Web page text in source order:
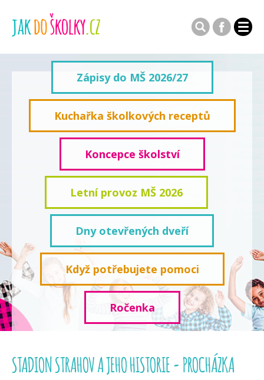
Zápisy do MŠ 2026/27
Kuchařka školkových receptů
Koncepce školství
Letní provoz MŠ 2026
Dny otevřených dveří
Když potřebujete pomoci
Ročenka
STADION STRAHOV A JEHO HISTORIE - PROCHÁZKA